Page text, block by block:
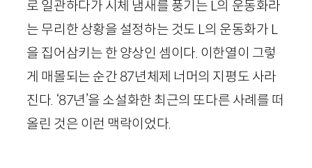
로 일관하다가 시체 냄새를 풍기는 L의 운동화라
는 무리한 상황을 설정하는 것도 L의 운동화가 L
을 집어삼키는 한 양상인 셈이다. 이한열이 그렇
게 매몰되는 순간 87년체제 너머의 지평도 사라
진다. ‘87년’을 소설화한 최근의 또다른 사례를 떠
올린 것은 이런 맥락이었다.